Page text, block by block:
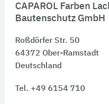
CAPAROL Farben
Bautenschutz GmbH
Roßdörfer Str. 50
64372 Ober-Ramstadt
Deutschland
Tel. +49 6154 710